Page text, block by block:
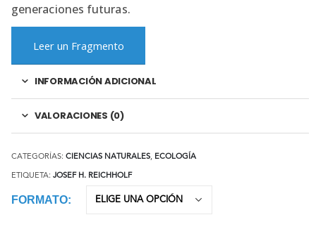
generaciones futuras.
Leer un Fragmento
INFORMACIÓN ADICIONAL
VALORACIONES (0)
CATEGORÍAS: CIENCIAS NATURALES, ECOLOGÍA
ETIQUETA: JOSEF H. REICHHOLF
FORMATO